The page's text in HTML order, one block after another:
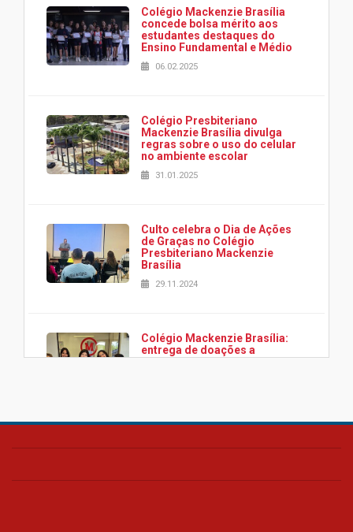
Colégio Mackenzie Brasília
concede bolsa mérito aos
estudantes destaques do
Ensino Fundamental e Médio
06.02.2025
Colégio Presbiteriano
Mackenzie Brasília divulga
regras sobre o uso do celular
no ambiente escolar
31.01.2025
Culto celebra o Dia de Ações
de Graças no Colégio
Presbiteriano Mackenzie
Brasília
29.11.2024
Colégio Mackenzie Brasília:
entrega de doações a
associação Viver da Cidade
Colégio Presbiteriano
os funcionários